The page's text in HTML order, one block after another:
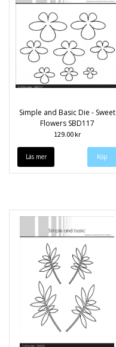
Simple and Basic Die - Sweet
Flowers SBD117
129.00 kr
Läs mer